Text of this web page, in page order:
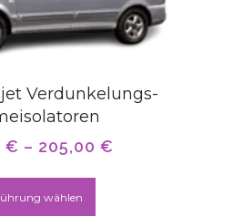
Verdunkelungs-
€ – 205,00 €
wählen